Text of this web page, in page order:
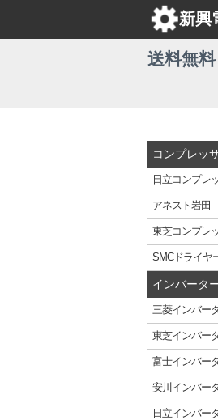
新興
コンプレッ
日立コンプレ
アネスト岩田
東芝コンプレ
SMCドライヤ
インバータ
三菱インバー
東芝インバー
富士インバー
安川 インバー
日立インバー
送料無